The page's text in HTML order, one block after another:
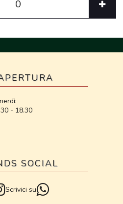
- 18.30
SOCIAL
Scrivici su